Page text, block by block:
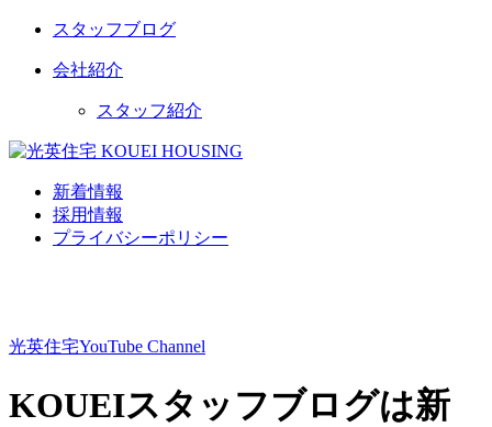
スタッフブログ
会社紹介
スタッフ紹介
新着情報
採用情報
プライバシーポリシー
光英住宅YouTube Channel
KOUEIスタッフブログは新